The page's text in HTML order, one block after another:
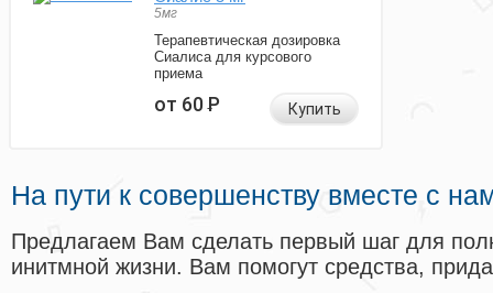
5мг
Терапевтическая дозировка
Сиалиса для курсового
приема
от 60Р Купить
На пути к совершенству вместе с
Предлагаем Вам сделать первый шаг для
инитмной жизни. Вам помогут средства,